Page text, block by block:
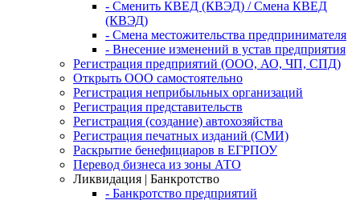
- Сменить КВЕД (КВЭД) / Смена КВЕД
(КВЭД)
- Смена местожительства предпринимателя
- Внесение изменений в устав предприятия
Регистрация предприятий (ООО, АО, ЧП, СПД)
Открыть ООО самостоятельно
Регистрация неприбыльных организаций
Регистрация представительств
Регистрация (создание) автохозяйства
Регистрация печатных изданий (СМИ)
Раскрытие бенефициаров в ЕГРПОУ
Перевод бизнеса из зоны АТО
Ликвидация | Банкротство
- Банкротство предприятий